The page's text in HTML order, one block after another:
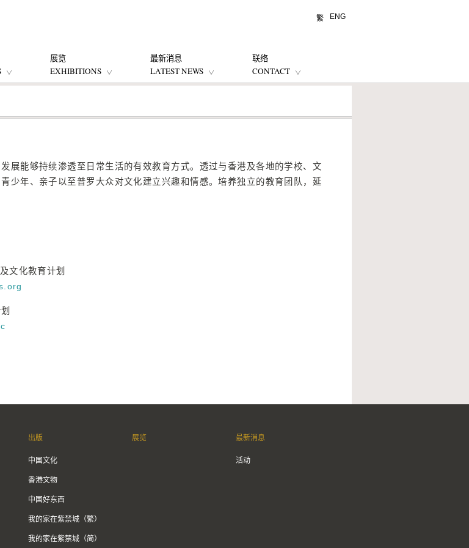
繁 ENG
展览
EXHIBITIONS
最新消息
LATEST NEWS
联络
CONTACT
展能够持续渗透至日常生活的有效教育方式。透过与香港及各地的学校、文
少年、亲子以至普罗大众对文化建立兴趣和情感。培养独立的教育团队，延
文化教育计划
出版
中国文化
香港文物
中国好东西
我的家在紫禁城（繁）
我的家在紫禁城（简）
展览 最新消息
活动